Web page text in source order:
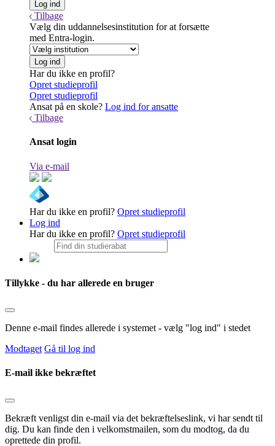
Tilbage
Vælg din uddannelsesinstitution for at forsætte
med Entra-login.
Har du ikke en profil?
Opret studieprofil
Opret studieprofil
Ansat på en skole? Log ind for ansatte
Tilbage
Ansat login
Via e-mail
Har du ikke en profil? Opret studieprofil
Log ind
Har du ikke en profil? Opret studieprofil
Tillykke - du har allerede en bruger
Denne e-mail findes allerede i systemet - vælg "log ind" i stedet
Modtaget Gå til log ind
E-mail ikke bekræftet
Bekræft venligst din e-mail via det bekræftelseslink, vi har sendt til
dig. Du kan finde den i velkomstmailen, som du modtog, da du
oprettede din profil.